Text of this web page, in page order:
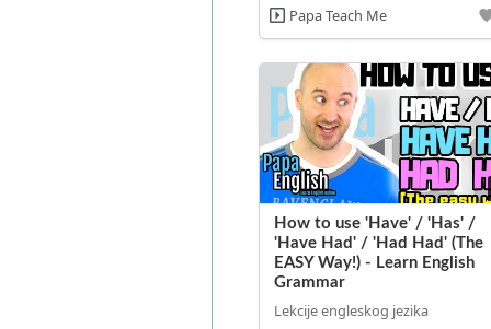
Papa Teach Me
How to use 'Have' / 'Has' /
'Have Had' / 'Had Had' (The
EASY Way!) - Learn English
Grammar
Lekcije engleskog jezika